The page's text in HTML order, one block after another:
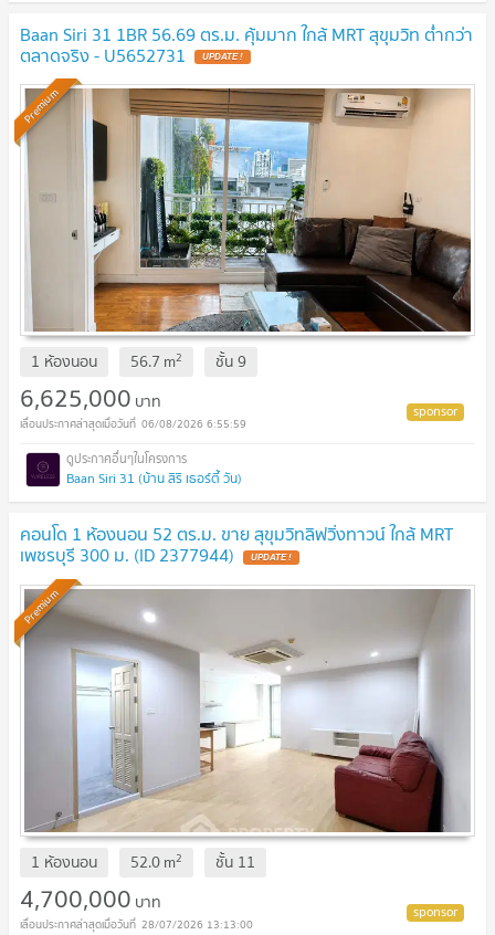
Baan Siri 31 1BR 56.69 ตร.ม. คุ้มมาก ใกล้ MRT สุขุมวิท ต่ำกว่า
ตลาดจริง - U5652731
Premium
1 ห้องนอน 56.7 m2 ชั้น9
6,625,000 บาท
06/08/2026 6:55:59
Baan Siri 31 (บ้าน สิริ เธอร์ตี้ วัน)
คอนโด 1 ห้องนอน 52 ตร.ม. ขาย สุขุมวิทลิฟวิ่งทาวน์ ใกล้ MRT
เพชรบุรี 300 ม. (ID 2377944)
Premium
1 ห้องนอน 52.0m2 ชั้น 11
4,700,000 บาท
28/07/2026 13:13:00